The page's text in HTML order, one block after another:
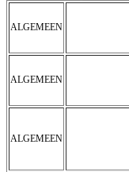
ALGEMEEN
ALGEMEEN
ALGEMEEN